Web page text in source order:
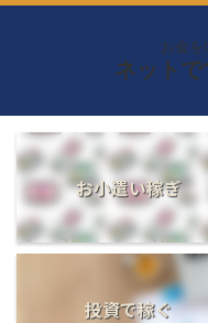
お金を
ネット
お小遣い稼ぎ
投資で稼ぐ